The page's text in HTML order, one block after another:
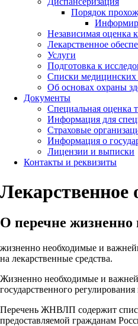
Порядок
Независимая оценка
Лекарственное
Услуги
Подготовка к
Списки медицинских
Об основах охраны
Документы
Специальная оценка
Информация для
Страховые
Информация о
Лицензии и выписки
Контакты и реквизиты
Лекарственное
О перечне жизненно
жизненно необходимые и
на лекарственные средства.
Жизненно необходимые и
государственного
Перечень ЖНВЛП содержит
предоставляемой гражданам